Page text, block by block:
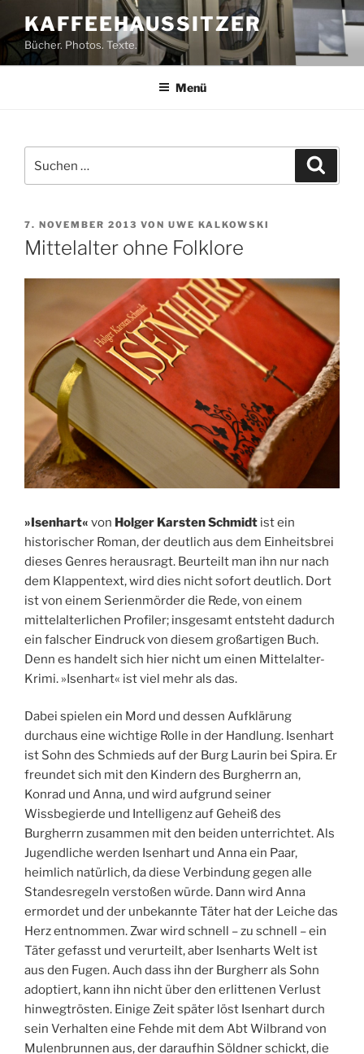
Inhalt
springen
KAFFEEHAUSSITZER
Bücher. Photos. Texte.
Menü
nach:
VERÖFFENTLICHT
AM
7. NOVEMBER 2013 VON UWE KALKOWSKI
Mittelalter ohne Folklore
»Isenhart« von Holger Karsten Schmidt ist ein
historischer Roman, der deutlich aus dem Einheitsbrei
dieses Genres herausragt. Beurteilt man ihn nur nach
dem Klappentext, wird dies nicht sofort deutlich. Dort
ist von einem Serienmörder die Rede, von einem
mittelalterlichen Profiler; insgesamt entsteht dadurch
ein falscher Eindruck von diesem großartigen Buch.
Denn es handelt sich hier nicht um einen Mittelalter-
Krimi. »Isenhart« ist viel mehr als das.
Dabei spielen ein Mord und dessen Aufklärung
durchaus eine wichtige Rolle in der Handlung. Isenhart
ist Sohn des Schmieds auf der Burg Laurin bei Spira. Er
freundet sich mit den Kindern des Burgherrn an,
Konrad und Anna, und wird aufgrund seiner
Wissbegierde und Intelligenz auf Geheiß des
Burgherrn zusammen mit den beiden unterrichtet. Als
Jugendliche werden Isenhart und Anna ein Paar,
heimlich natürlich, da diese Verbindung gegen alle
Standesregeln verstoßen würde. Dann wird Anna
ermordet und der unbekannte Täter hat der Leiche das
Herz entnommen. Zwar wird schnell – zu schnell – ein
Täter gefasst und verurteilt, aber Isenharts Welt ist
aus den Fugen. Auch dass ihn der Burgherr als Sohn
adoptiert, kann ihn nicht über den erlittenen Verlust
hinwegtrösten. Einige Zeit später löst Isenhart durch
sein Verhalten eine Fehde mit dem Abt Wilbrand von
Mulenbrunnen aus, der daraufhin Söldner schickt, die